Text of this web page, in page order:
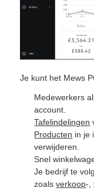
Je kunt het Mews
Medewerkers
account.
Tafelindelingen
Producten in je
verwijderen.
Snel
Je bedrijf te
zoalsverkoop-,